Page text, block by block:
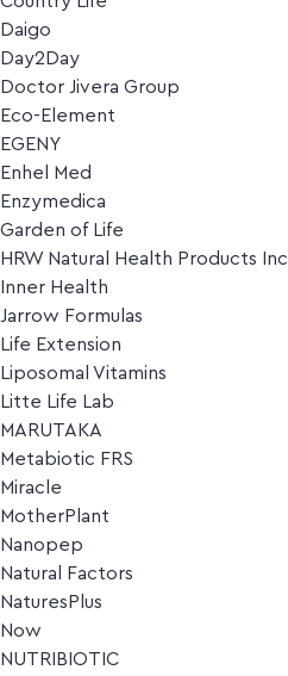
Daigo
Day2Day
Doctor Jivera Group
Eco-Element
EGENY
Enhel Med
Enzymedica
Garden of Life
HRW Natural Health Products Inc
Inner Health
Jarrow Formulas
Life Extension
Liposomal Vitamins
Litte Life Lab
MARUTAKA
Metabiotic FRS
Miracle
MotherPlant
Nanopep
Natural Factors
NaturesPlus
Now
NUTRIBIOTIC